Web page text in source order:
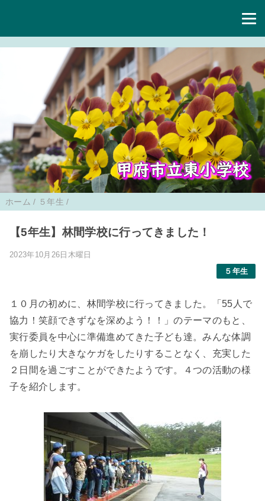
ホーム / ５年生 /
【5年生】林間学校に行ってきました！
2023年10月26日木曜日
５年生
１０月の初めに、林間学校に行ってきました。「55人で
協力！笑顔できずなを深めよう！！」のテーマのもと、
実行委員を中心に準備進めてきた子ども達。みんな体調
を崩したり大きなケガをしたりすることなく、充実した
２日間を過ごすことができたようです。４つの活動の様
子を紹介します。